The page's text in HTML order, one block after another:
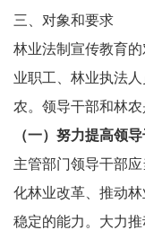
三、对象和要求
林业法制宣传教育
业职工、林业执法
农。领导干部和林农
（一）努力提高领
主管部门领导干部
化林业改革、推动
稳定的能力。大力